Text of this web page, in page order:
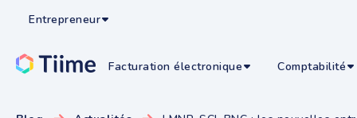
Entrepreneur
Facturation électronique Comptabilité